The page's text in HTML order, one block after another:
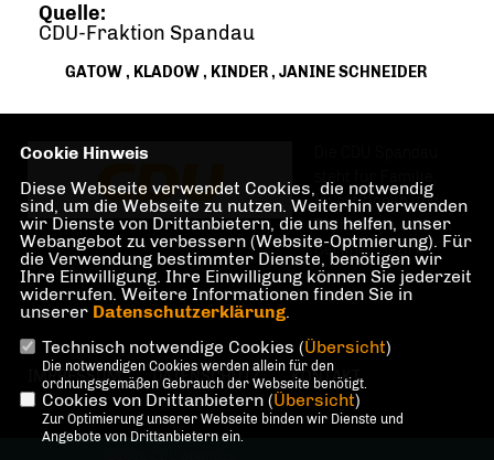
Quelle:
CDU-Fraktion Spandau
GATOW, KLADOW, KINDER, JANINE SCHNEIDER
Investitionen und
Teilhabe im und am
Berliner Bezirk
Spandau.
IMPRESSUM DATENSCHUTZ KONTAKT
Cookie Hinweis
Diese Webseite verwendet Cookies, die notwendig
sind, um die Webseite zu nutzen. Weiterhin verwenden
wir Dienste von Drittanbietern, die uns helfen, unser
Webangebot zu verbessern (Website-Optmierung). Für
die Verwendung bestimmter Dienste, benötigen wir
Ihre Einwilligung. Ihre Einwilligung können Sie jederzeit
widerrufen. Weitere Informationen finden Sie in
unserer Datenschutzerklärung.
Technisch notwendige Cookies (Übersicht)
Die notwendigen Cookies werden allein für den
ordnungsgemäßen Gebrauch der Webseite benötigt.
Cookies von Drittanbietern (Übersicht)
Zur Optimierung unserer Webseite binden wir Dienste und
Angebote von Drittanbietern ein.